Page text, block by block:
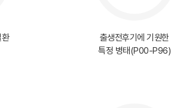
출생전후기에 기원한
특정 병태(P00-P96)